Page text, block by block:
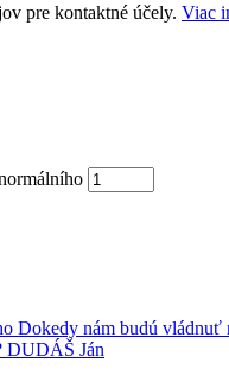
pre kontaktné účely. Viac
Dokedy nám budú vládnuť
DUDÁŠ Ján